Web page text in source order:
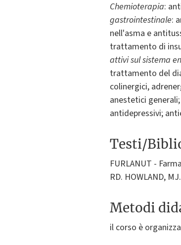
Chemioterapia:
gastrointestinale:
nell'asma e
trattamento di
attivi sul sistema
trattamento del
colinergici,
anestetici
antidepressivi;
Testi/
FURLANUT -
RD. HOWLAND,
Metodi
il corso è